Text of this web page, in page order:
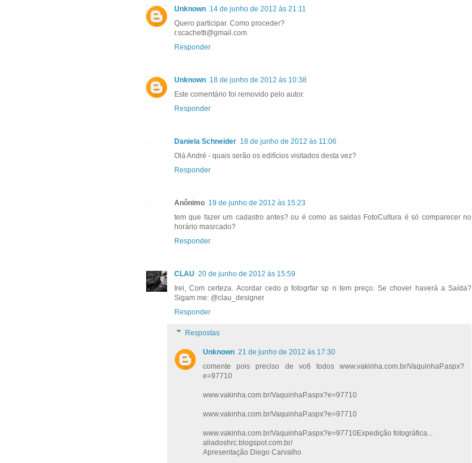
Unknown 14 de junho de 2012 às 21:11
Quero participar. Como proceder?
r.scachetti@gmail.com
Responder
Unknown 18 de junho de 2012 às 10:38
Este comentário foi removido pelo autor.
Responder
Daniela Schneider 18 de junho de 2012 às 11:06
Olá André - quais serão os edifícios visitados desta vez?
Responder
Anônimo 19 de junho de 2012 às 15:23
tem que fazer um cadastro antes? ou é como as saidas FotoCultura é só comparecer no
horário masrcado?
Responder
CLAU 20 de junho de 2012 às 15:59
Irei, Com certeza. Acordar cedo p fotogrfar sp n tem preço. Se chover haverá a Saída?
Sigam me: @clau_designer
Responder
Respostas
Unknown 21 de junho de 2012 às 17:30
comente pois preciso de vo6 todos www.vakinha.com.br/VaquinhaP.aspx?
e=97710
www.vakinha.com.br/VaquinhaP.aspx?e=97710
www.vakinha.com.br/VaquinhaP.aspx?e=97710
www.vakinha.com.br/VaquinhaP.aspx?e=97710Expedição fotográfica...
aliadoshrc.blogspot.com.br/
Apresentação Diego Carvalho